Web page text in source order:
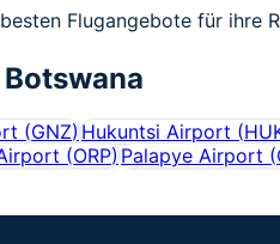
Flugangebote für ihre
Botswana
(GNZ)Hukuntsi Airport (
(ORP) Palapye Airport (